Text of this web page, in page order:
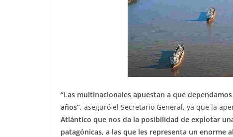
“Las multinacionales apuestan a que
años”, aseguró el Secretario General, ya que la
Atlántico que nos da la posibilidad de explotar
patagónicas, a las que les representa un enorme